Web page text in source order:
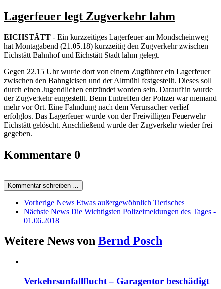
Lagerfeuer legt Zugverkehr lahm
EICHSTÄTT - Ein kurzzeitiges Lagerfeuer am Mondscheinweg
hat Montagabend (21.05.18) kurzzeitig den Zugverkehr zwischen
Eichstätt Bahnhof und Eichstätt Stadt lahm gelegt.
Gegen 22.15 Uhr wurde dort von einem Zugführer ein Lagerfeuer
zwischen den Bahngleisen und der Altmühl festgestellt. Dieses soll
durch einen Jugendlichen entzündet worden sein. Daraufhin wurde
der Zugverkehr eingestellt. Beim Eintreffen der Polizei war niemand
mehr vor Ort. Eine Fahndung nach dem Verursacher verlief
erfolglos. Das Lagerfeuer wurde von der Freiwilligen Feuerwehr
Eichstätt gelöscht. Anschließend wurde der Zugverkehr wieder frei
gegeben.
Kommentare 0
Kommentar schreiben …
Vorherige News Etwas außergewöhnlich Tierisches
Nächste News Die Wichtigsten Polizeimeldungen des Tages -
01.06.2018
Weitere News von Bernd Posch
Verkehrsunfallflucht – Garagentor beschädigt